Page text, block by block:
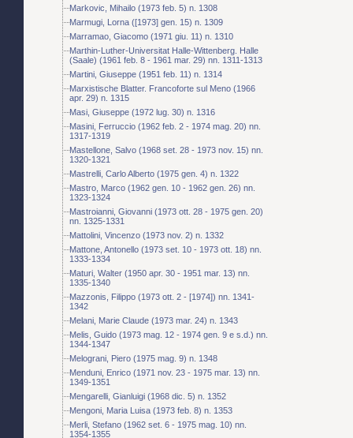
Markovic, Mihailo (1973 feb. 5) n. 1308
Marmugi, Lorna ([1973] gen. 15) n. 1309
Marramao, Giacomo (1971 giu. 11) n. 1310
Marthin-Luther-Universitat Halle-Wittenberg. Halle
(Saale) (1961 feb. 8 - 1961 mar. 29) nn. 1311-1313
Martini, Giuseppe (1951 feb. 11) n. 1314
Marxistische Blatter. Francoforte sul Meno (1966
apr. 29) n. 1315
Masi, Giuseppe (1972 lug. 30) n. 1316
Masini, Ferruccio (1962 feb. 2 - 1974 mag. 20) nn.
1317-1319
Mastellone, Salvo (1968 set. 28 - 1973 nov. 15) nn.
1320-1321
Mastrelli, Carlo Alberto (1975 gen. 4) n. 1322
Mastro, Marco (1962 gen. 10 - 1962 gen. 26) nn.
1323-1324
Mastroianni, Giovanni (1973 ott. 28 - 1975 gen. 20)
nn. 1325-1331
Mattolini, Vincenzo (1973 nov. 2) n. 1332
Mattone, Antonello (1973 set. 10 - 1973 ott. 18) nn.
1333-1334
Maturi, Walter (1950 apr. 30 - 1951 mar. 13) nn.
1335-1340
Mazzonis, Filippo (1973 ott. 2 - [1974]) nn. 1341-
1342
Melani, Marie Claude (1973 mar. 24) n. 1343
Melis, Guido (1973 mag. 12 - 1974 gen. 9 e s.d.) nn.
1344-1347
Melograni, Piero (1975 mag. 9) n. 1348
Menduni, Enrico (1971 nov. 23 - 1975 mar. 13) nn.
1349-1351
Mengarelli, Gianluigi (1968 dic. 5) n. 1352
Mengoni, Maria Luisa (1973 feb. 8) n. 1353
Merli, Stefano (1962 set. 6 - 1975 mag. 10) nn.
1354-1355